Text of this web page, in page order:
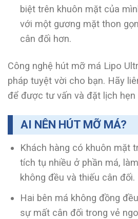
biệt trên khuôn mặt của
với một gương mặt thon
cân đối hơn.
Công nghệ hút mỡ má Lipo
pháp tuyệt vời cho bạn. Hãy
để được tư vấn và đặt lịch hẹn
AI NÊN HÚT MỠ MÁ?
Khách hàng có khuôn mặt
tích tụ nhiều ở phần má,
không đều và thiếu cân đối.
Hai bên má không đồng
sự mất cân đối trong vẻ